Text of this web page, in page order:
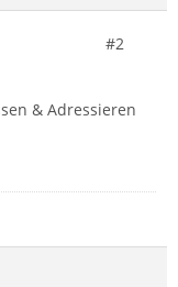
#2
& Adressieren